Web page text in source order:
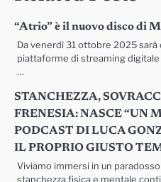
“Atrio” è il nuovo disco di
Da venerdì 31 ottobre 2025
piattaforme di streaming digitale
…
STANCHEZZA,
FRENESIA: NASCE “UN
PODCAST DI LUCA
IL PROPRIO GIUSTO
Viviamo immersi in un
stanchezza fisica e mentale